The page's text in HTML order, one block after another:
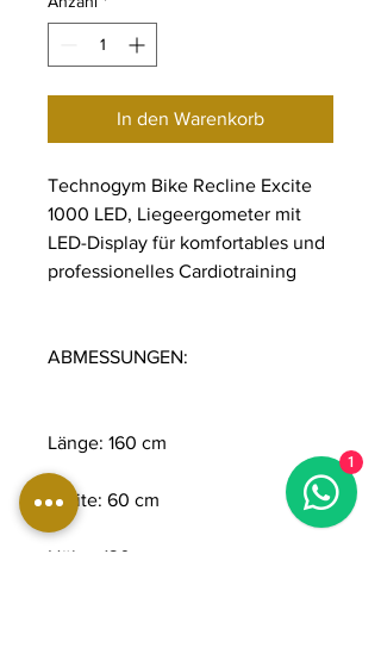
In den Warenkorb
Technogym Bike Recline Excite
1000 LED, Liegeergometer mit
LED-Display für komfortables und
professionelles Cardiotraining
ABMESSUNGEN:
Länge: 160 cm
Breite: 60 cm
Höhe: 130 cm
1